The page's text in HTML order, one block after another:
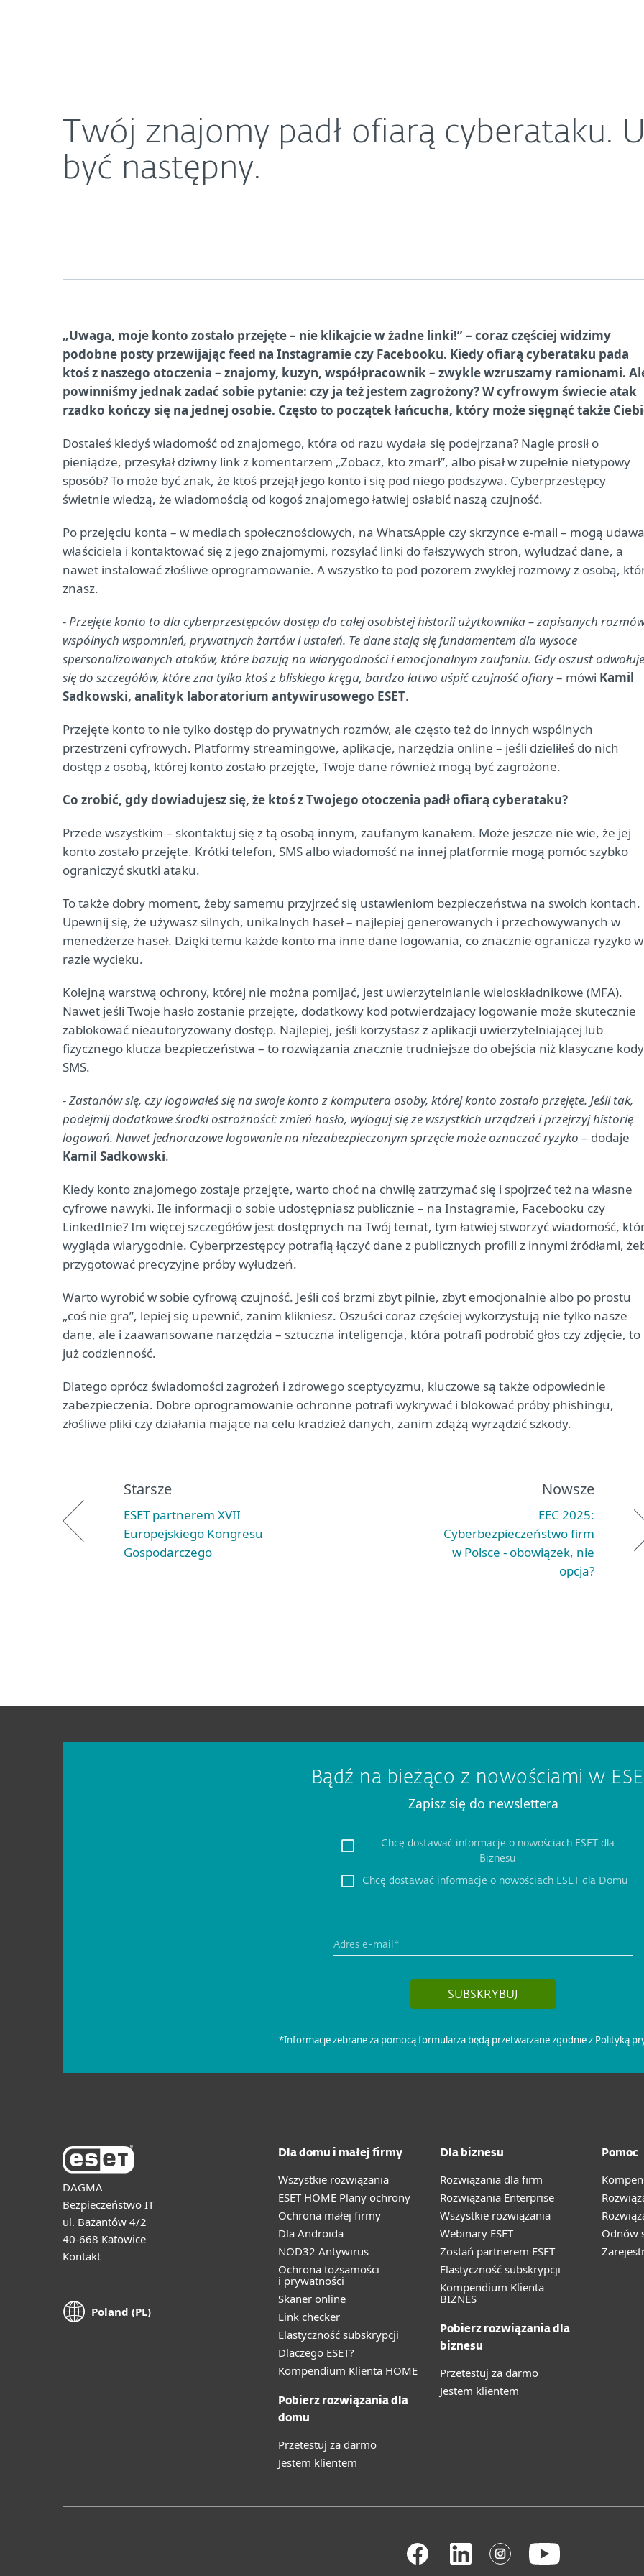
Twój znajomy padł ofiarą cyberataku.
być następny.
„Uwaga, moje konto zostało przejęte – nie klikajcie w żadne linki!” – coraz częściej widzimy
podobne posty przewijając feed na Instagramie czy Facebooku. Kiedy ofiarą cyberataku pada
ktoś z naszego otoczenia – znajomy, kuzyn, współpracownik – zwykle wzruszamy ramionami.
powinniśmy jednak zadać sobie pytanie: czy ja też jestem zagrożony? W cyfrowym świecie atak
rzadko kończy się na jednej osobie. Często to początek łańcucha, który może sięgnąć także
Dostałeś kiedyś wiadomość od znajomego, która od razu wydała się podejrzana? Nagle prosił o
pieniądze, przesyłał dziwny link z komentarzem „Zobacz, kto zmarł”, albo pisał w zupełnie nietypowy
sposób? To może być znak, że ktoś przejął jego konto i się pod niego podszywa. Cyberprzestępcy
świetnie wiedzą, że wiadomością od kogoś znajomego łatwiej osłabić naszą czujność.
Po przejęciu konta – w mediach społecznościowych, na WhatsAppie czy skrzynce e-mail – mogą
właściciela i kontaktować się z jego znajomymi, rozsyłać linki do fałszywych stron, wyłudzać dane, a
nawet instalować złośliwe oprogramowanie. A wszystko to pod pozorem zwykłej rozmowy z osobą,
znasz.
- Przejęte konto to dla cyberprzestępców dostęp do całej osobistej historii użytkownika – zapisanych
wspólnych wspomnień, prywatnych żartów i ustaleń. Te dane stają się fundamentem dla wysoce
spersonalizowanych ataków, które bazują na wiarygodności i emocjonalnym zaufaniu. Gdy oszust odwołuje
się do szczegółów, które zna tylko ktoś z bliskiego kręgu, bardzo łatwo uśpić czujność ofiary– mówi Kamil
Sadkowski, analityk laboratorium antywirusowego ESET.
Przejęte konto to nie tylko dostęp do prywatnych rozmów, ale często też do innych wspólnych
przestrzeni cyfrowych. Platformy streamingowe, aplikacje, narzędzia online – jeśli dzieliłeś do nich
dostęp z osobą, której konto zostało przejęte, Twoje dane również mogą być zagrożone.
Co zrobić, gdy dowiadujesz się, że ktoś z Twojego otoczenia padł ofiarą cyberataku?
Przede wszystkim – skontaktuj się z tą osobą innym, zaufanym kanałem. Może jeszcze nie wie, że jej
konto zostało przejęte. Krótki telefon, SMS albo wiadomość na innej platformie mogą pomóc szybko
ograniczyć skutki ataku.
To także dobry moment, żeby samemu przyjrzeć się ustawieniom bezpieczeństwa na swoich kontach.
Upewnij się, że używasz silnych, unikalnych haseł – najlepiej generowanych i przechowywanych w
menedżerze haseł. Dzięki temu każde konto ma inne dane logowania, co znacznie ogranicza ryzyko w
razie wycieku.
Kolejną warstwą ochrony, której nie można pomijać, jest uwierzytelnianie wieloskładnikowe (MFA).
Nawet jeśli Twoje hasło zostanie przejęte, dodatkowy kod potwierdzający logowanie może skutecznie
zablokować nieautoryzowany dostęp. Najlepiej, jeśli korzystasz z aplikacji uwierzytelniającej lub
fizycznego klucza bezpieczeństwa – to rozwiązania znacznie trudniejsze do obejścia niż klasyczne kody
SMS.
- Zastanów się, czy logowałeś się na swoje konto z komputera osoby, której konto zostało przejęte. Jeśli tak,
podejmij dodatkowe środki ostrożności: zmień hasło, wyloguj się ze wszystkich urządzeń i przejrzyj historię
logowań. Nawet jednorazowe logowanie na niezabezpieczonym sprzęcie może oznaczać ryzyko – dodaje
Kamil Sadkowski.
Kiedy konto znajomego zostaje przejęte, warto choć na chwilę zatrzymać się i spojrzeć też na własne
cyfrowe nawyki. Ile informacji o sobie udostępniasz publicznie – na Instagramie, Facebooku czy
LinkedInie? Im więcej szczegółów jest dostępnych na Twój temat, tym łatwiej stworzyć wiadomość,
wygląda wiarygodnie. Cyberprzestępcy potrafią łączyć dane z publicznych profili z innymi źródłami,
przygotować precyzyjne próby wyłudzeń.
Warto wyrobić w sobie cyfrową czujność. Jeśli coś brzmi zbyt pilnie, zbyt emocjonalnie albo po prostu
„coś nie gra”, lepiej się upewnić, zanim klikniesz. Oszuści coraz częściej wykorzystują nie tylko nasze
dane, ale i zaawansowane narzędzia – sztuczna inteligencja, która potrafi podrobić głos czy zdjęcie, to
już codzienność.
Dlatego oprócz świadomości zagrożeń i zdrowego sceptycyzmu, kluczowe są także odpowiednie
zabezpieczenia. Dobre oprogramowanie ochronne potrafi wykrywać i blokować próby phishingu,
złośliwe pliki czy działania mające na celu kradzież danych, zanim zdążą wyrządzić szkody.
Starsze
ESET partnerem XVII
Europejskiego Kongresu
Gospodarczego
Nowsze
EEC 2025:
Cyberbezpieczeństwo firm
w Polsce - obowiązek, nie
opcja?
DAGMA
Bezpieczeństwo IT
ul. Bażantów 4/2
40-668 Katowice
Kontakt
Poland (PL)
Dla domu i małej firmy
Wszystkie rozwiązania
ESET HOME Plany ochrony
Ochrona małej firmy
Dla Androida
NOD32 Antywirus
Ochrona tożsamości
i prywatności
Skaner online
Link checker
Elastyczność subskrypcji
Dlaczego ESET?
Kompendium Klienta HOME
Pobierz rozwiązania dla
domu
Przetestuj za darmo
Jestem klientem
Dla biznesu
Rozwiązania dla firm
Rozwiązania Enterprise
Wszystkie rozwiązania
Webinary ESET
Zostań partnerem ESET
Elastyczność subskrypcji
Kompendium Klienta
BIZNES
Pobierz rozwiązania dla
biznesu
Przetestuj za darmo
Jestem klientem
Pomoc
Odnów